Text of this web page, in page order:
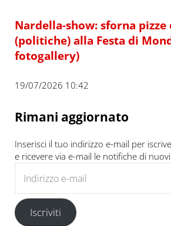
Nardella-show: sforna
(politiche) alla Festa di
fotogallery)
19/07/2026 10:42
Rimani aggiornato
Inserisci il tuo indirizzo e-mail per
e ricevere via e-mail le notifiche di
Iscriviti